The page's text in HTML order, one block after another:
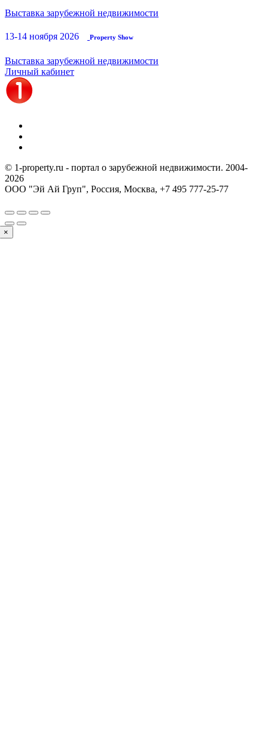
Выставка зарубежной недвижимости
13-14 ноября 2026 Property Show
Выставка зарубежной недвижимости
Личный кабинет
© 1-property.ru - портал о зарубежной недвижимости. 2004-
2026
ООО "Эй Ай Груп", Россия, Москва, +7 495 777-25-77
×